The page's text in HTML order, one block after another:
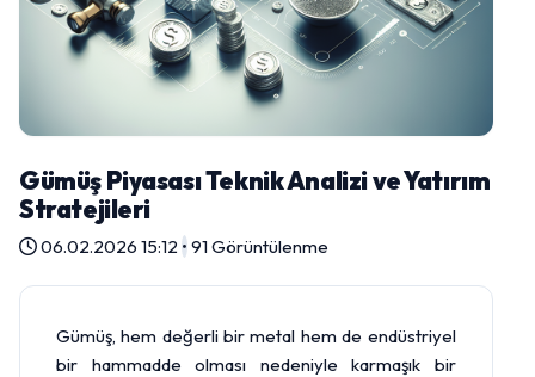
Gümüş Piyasası Teknik Analizi ve Yatırım
Stratejileri
06.02.2026 15:12 •91 Görüntülenme
Gümüş, hem değerli bir metal hem de endüstriyel
bir hammadde olması nedeniyle karmaşık bir